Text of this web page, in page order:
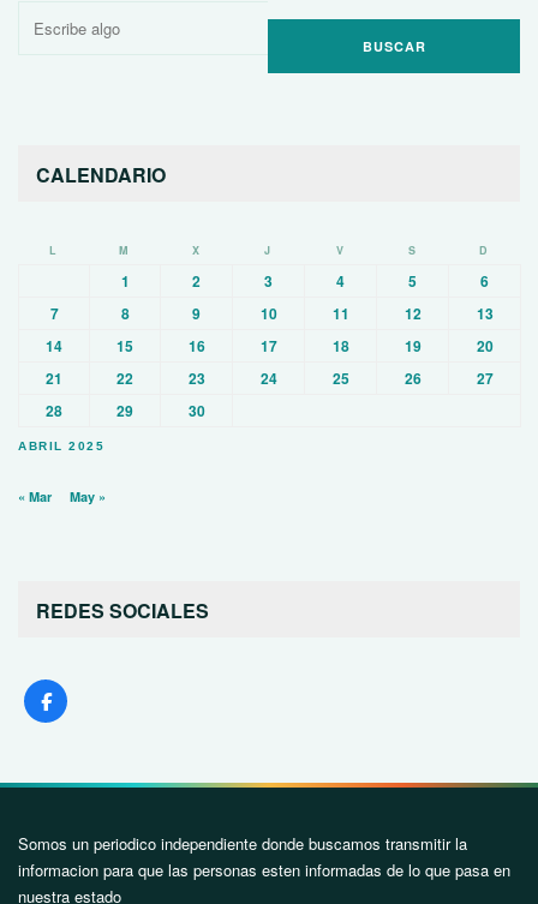
Buscar
CALENDARIO
ABRIL 2025
L M X J V S D
1 2 3 4 5
6
7
8 9 10 11 12
13
14
15 16 17 18 19
20
21
22 23 24 25 26
27
28
29 30
« Mar May »
REDES SOCIALES
Somos un periodico independiente donde buscamos transmitir la
informacion para que las personas esten informadas de lo que pasa en
nuestra estado